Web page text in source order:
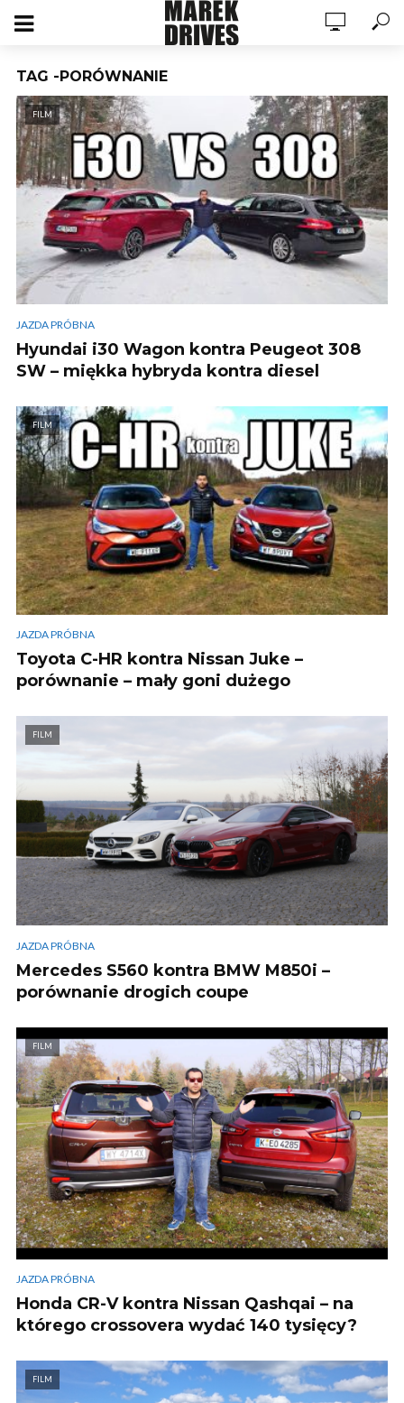
TAG -PORÓWNANIE
FILM
JAZDA PRÓBNA
Hyundai i30 Wagon kontra Peugeot 308
SW – miękka hybryda kontra diesel
FILM
JAZDA PRÓBNA
Toyota C-HR kontra Nissan Juke –
porównanie – mały goni dużego
FILM
JAZDA PRÓBNA
Mercedes S560 kontra BMW M850i –
porównanie drogich coupe
FILM
JAZDA PRÓBNA
Honda CR-V kontra Nissan Qashqai – na
którego crossovera wydać 140 tysięcy?
FILM